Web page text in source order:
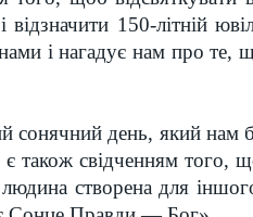
відзначити 150-літній
і нагадує нам про те,
сонячний день, який нам
також свідченням того,
створена для